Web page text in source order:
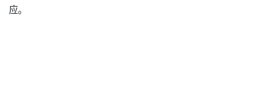
应。